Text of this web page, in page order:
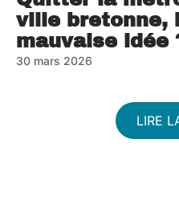
ville bretonne,
mauvaise idée
30 mars 2026
LIRE